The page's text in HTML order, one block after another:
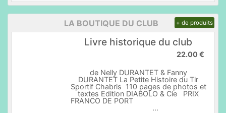
LA BOUTIQUE DU CLUB
Livre historique du club
22.00 €
de Nelly DURANTET & Fanny
DURANTET La Petite Histoire du Tir
Sportif Chabris 110 pages de photos et
textes Edition DIABOLO & Cie PRIX
FRANCO DE PORT
...
+ de produits